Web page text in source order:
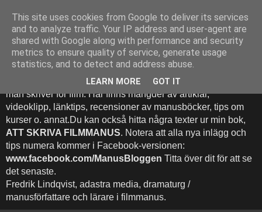
Att Skriva Filmmanus -
Bloggen
Denna blogg inehhåller runt 500 (!) inlägg med fokus på hur
man skriver för film. Här finns mängder av artiklar,
videoklipp, länktips, recensioner av manusböcker, tips om
kurser o. annat.Du kan också hitta några texter ur min bok,
ATT SKRIVA FILMMANUS. Notera att alla nya inlägg och
tips numera kommer i Facebook-versionen:
www.facebook.com/ManusBloggen Titta över dit för att se
det senaste.
Fredrik Lindqvist, adastra media, dramaturg /
manusförfattare och lärare i filmmanus.
This site uses cookies from Google to deliver its services
and to analyze traffic. Your IP address and user-agent are
shared with Google along with performance and security
metrics to ensure quality of service, generate usage
statistics, and to detect and address abuse.
LEARN MORE GOT IT